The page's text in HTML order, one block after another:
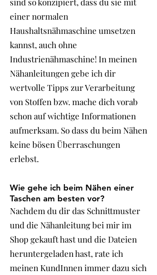
einer normalen
Haushaltsnähmaschine umsetzen
kannst, auch ohne
Industrienähmaschine! In meinen
Nähanleitungen gebe ich dir
wertvolle Tipps zur Verarbeitung
von Stoffen bzw. mache dich vorab
schon auf wichtige Informationen
aufmerksam. So dass du beim Nähen
keine bösen Überraschungen
erlebst.
Wie gehe ich beim Nähen einer
Taschen am besten vor?
Nachdem du dir das Schnittmuster
und die Nähanleitung bei mir im
Shop gekauft hast und die Dateien
heruntergeladen hast, rate ich
meinen KundInnen immer dazu sich